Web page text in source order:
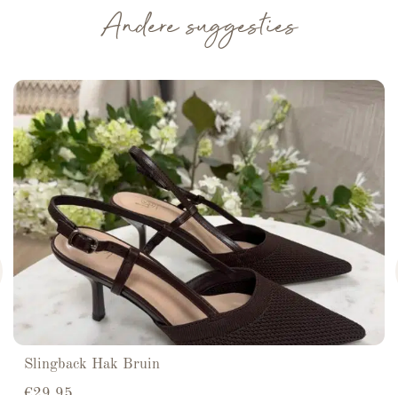
Andere suggesties
Slingback Hak Bruin